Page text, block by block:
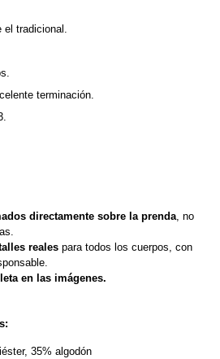
el tradicional.
terminación.
directamente sobre la prenda , no
reales para todos los cuerpos, con
en las imágenes.
35% algodón